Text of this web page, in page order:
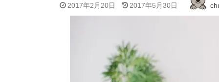
2017年2月20日 2017年5月30日